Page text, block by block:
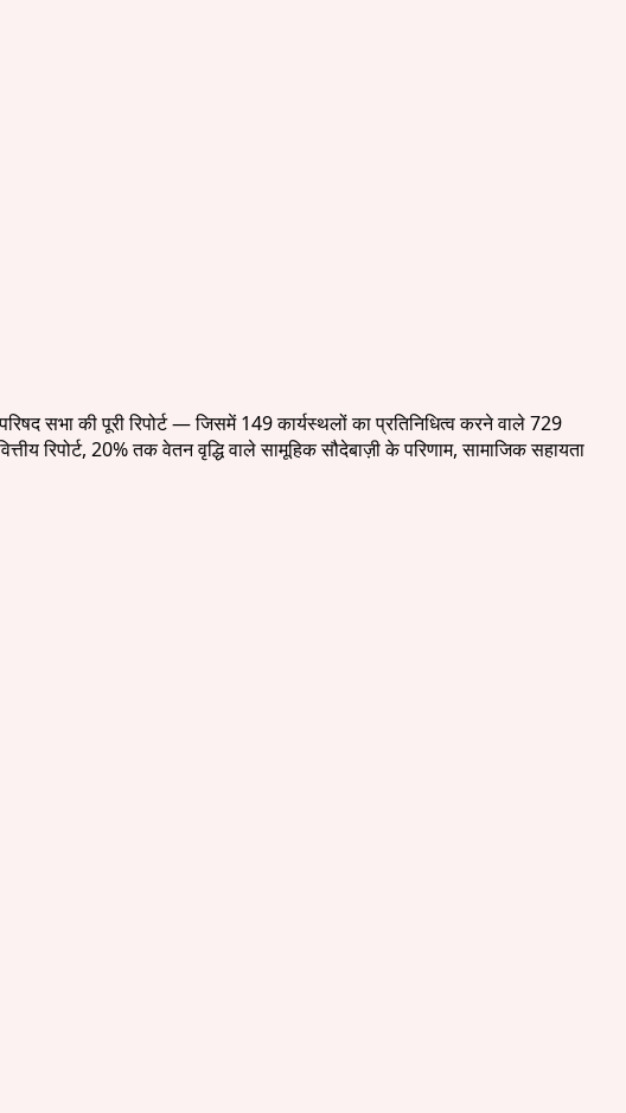
की पूरी रिपोर्ट — जिसमें 149 कार्यस्थलों का प्रतिनिधित्व करने वाले 729
रिपोर्ट, 20% तक वेतन वृद्धि वाले सामूहिक सौदेबाज़ी के परिणाम, सामाजिक सहायता